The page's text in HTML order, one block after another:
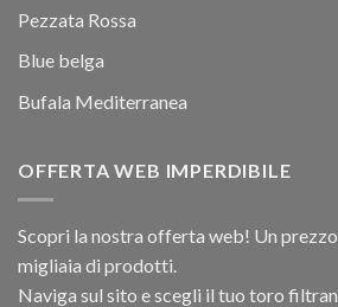
Pezzata Rossa
Blue belga
Bufala Mediterranea
OFFERTA WEB IMPERDIBILE
Scopri la nostra offerta web! Un
migliaia di prodotti.
Naviga sul sito e scegli il tuo toro